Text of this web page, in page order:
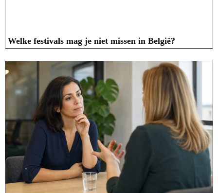
Welke festivals mag je niet missen in België?